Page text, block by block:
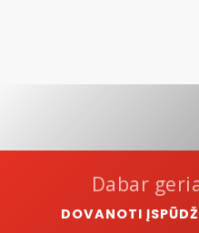
Dabar
DOVANOTI